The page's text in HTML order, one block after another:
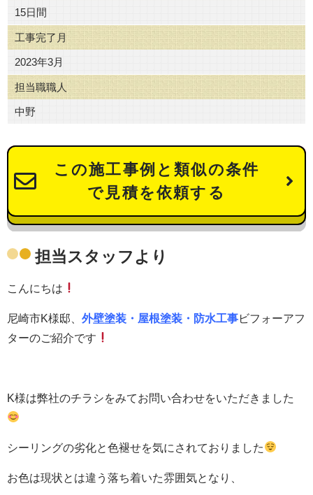
15日間
工事完了月
2023年3月
担当職職人
中野
この施工事例と類似の条件
で見積を依頼する
担当スタッフより
こんにちは
尼崎市K様邸、 外壁塗装・屋根塗装・防水工事ビフォーアフ
ターのご紹介です
K様は弊社のチラシをみてお問い合わせをいただきました
シーリングの劣化と色褪せを気にされておりました
お色は現状とは違う落ち着いた雰囲気となり、